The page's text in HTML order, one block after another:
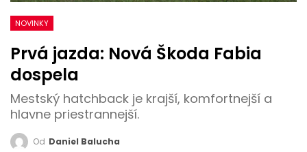
NOVINKY
Prvá jazda: Nová Škoda Fabia
dospela
Mestský hatchback je krajší, komfortnejší a
hlavne priestrannejší.
Od Daniel Balucha